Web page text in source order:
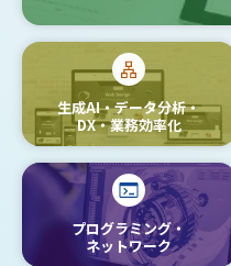
生成AI・データ分析・
DX・業務効率化
プログラミング・
ネットワーク